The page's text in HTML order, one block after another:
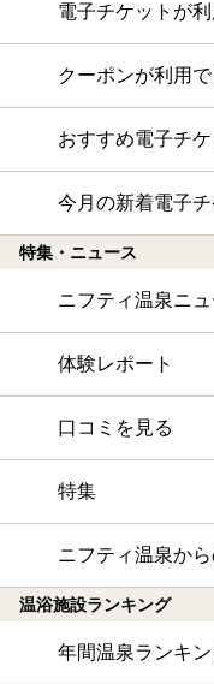
電子チケットが
クーポンが利用
おすすめ電子チ
今月の新着電子
特集・ニュース
ニフティ温泉ニュ
体験レポート
口コミを見る
特集
ニフティ温泉か
温浴施設ランキング
年間温泉ランキ